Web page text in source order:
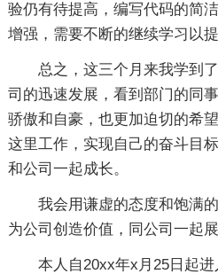
验仍有待提高，编写代码的简
增强，需要不断的继续学习以
总之，这三个月来我学到
司的迅速发展，看到部门的同
骄傲和自豪，也更加迫切的希
这里工作，实现自己的奋斗目
和公司一起成长。
我会用谦虚的态度和饱满
为公司创造价值，同公司一起
本人自20xx年x月25日起